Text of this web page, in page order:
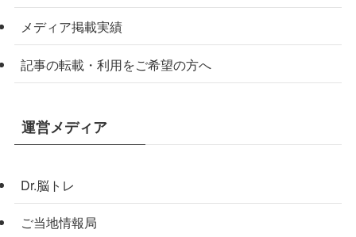
メディア掲載実績
記事の転載・利用をご希望の方へ
運営メディア
Dr.脳トレ
ご当地情報局